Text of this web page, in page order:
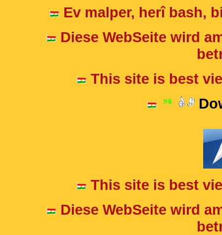
Ev malper, herî bash,
Diese WebSeite wird
This site is best
This site is best
Diese WebSeite wird